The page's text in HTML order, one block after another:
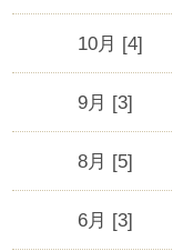
10月 [4]
9月 [3]
8月 [5]
6月 [3]